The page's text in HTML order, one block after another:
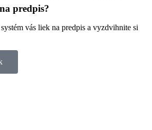
predpis?
vás liek na predpis a vyzdvihnite si